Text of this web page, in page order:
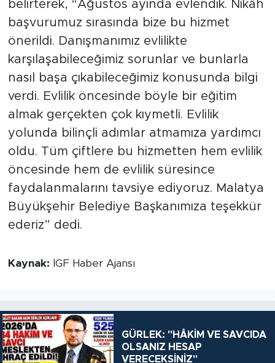
belirterek, “Ağustos ayında evlendik. Nikâh
başvurumuz sırasında bize bu hizmet
önerildi. Danışmanımız evlilikte
karşılaşabileceğimiz sorunlar ve bunlarla
nasıl başa çıkabileceğimiz konusunda bilgi
verdi. Evlilik öncesinde böyle bir eğitim
almak gerçekten çok kıymetli. Evlilik
yolunda bilinçli adımlar atmamıza yardımcı
oldu. Tüm çiftlere bu hizmetten hem evlilik
öncesinde hem de evlilik süresince
faydalanmalarını tavsiye ediyoruz. Malatya
Büyükşehir Belediye Başkanımıza teşekkür
ederiz” dedi.
Kaynak: İGF Haber Ajansı
GÜRLEK: "HÂKİM VE SAVCIDA
OLSANIZ HESAP
VERECEKSİNİZ"